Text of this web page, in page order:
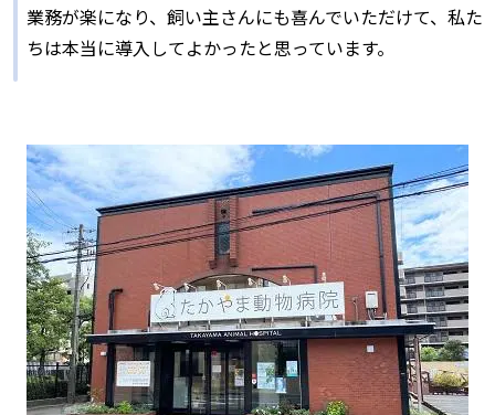
業務が楽になり、飼い主さんにも喜んでいただけて、私た
ちは本当に導入してよかったと思っています。